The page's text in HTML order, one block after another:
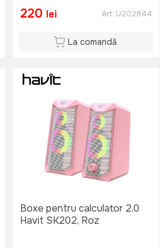
220 lei Art: U202844
La comandă
Boxe pentru calculator 2.0
Havit SK202, Roz